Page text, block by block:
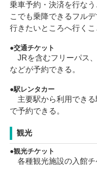
乗車予約・決済を行な
こでも乗降できるフル
行きたいところへ行くこ
交通チケット
JRを含むフリーパス
などが予約できる。
駅レンタカー
主要駅から利用できる
で予約できる。
観光
観光チケット
各種観光施設の入館チ